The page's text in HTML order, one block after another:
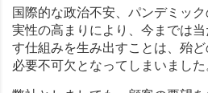
国際的な政治不安、パンデミッ
実性の高まりにより、今までは
す仕組みを生み出すことは、殆
必要不可欠となってしまいました